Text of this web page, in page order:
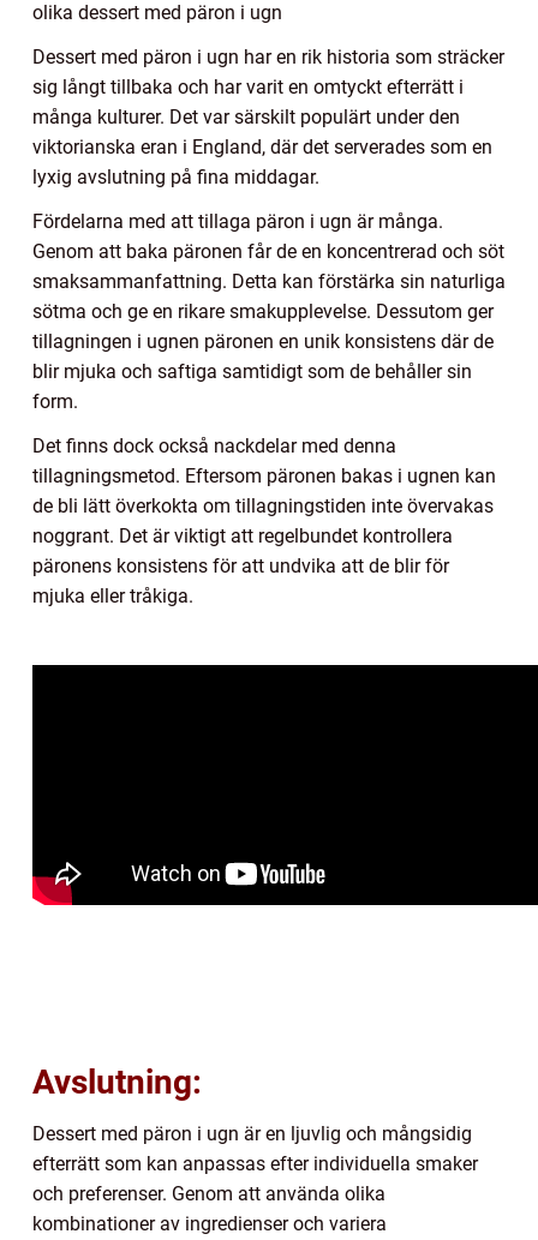
olika dessert med päron i ugn
Dessert med päron i ugn har en rik historia som sträcker
sig långt tillbaka och har varit en omtyckt efterrätt i
många kulturer. Det var särskilt populärt under den
viktorianska eran i England, där det serverades som en
lyxig avslutning på fina middagar.
Fördelarna med att tillaga päron i ugn är många.
Genom att baka päronen får de en koncentrerad och söt
smaksammanfattning. Detta kan förstärka sin naturliga
sötma och ge en rikare smakupplevelse. Dessutom ger
tillagningen i ugnen päronen en unik konsistens där de
blir mjuka och saftiga samtidigt som de behåller sin
form.
Det finns dock också nackdelar med denna
tillagningsmetod. Eftersom päronen bakas i ugnen kan
de bli lätt överkokta om tillagningstiden inte övervakas
noggrant. Det är viktigt att regelbundet kontrollera
päronens konsistens för att undvika att de blir för
mjuka eller tråkiga.
Avslutning:
Dessert med päron i ugn är en ljuvlig och mångsidig
efterrätt som kan anpassas efter individuella smaker
och preferenser. Genom att använda olika
kombinationer av ingredienser och variera